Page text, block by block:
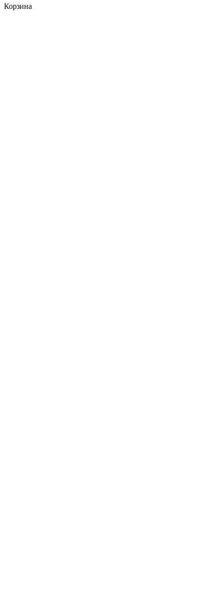
Корзина